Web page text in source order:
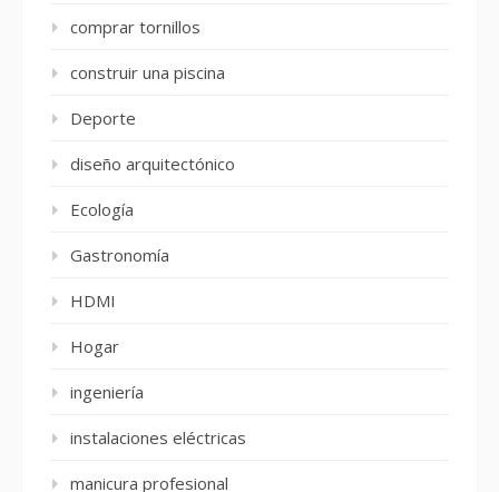
comprar tornillos
construir una piscina
Deporte
diseño arquitectónico
Ecología
Gastronomía
HDMI
Hogar
ingeniería
instalaciones eléctricas
manicura profesional